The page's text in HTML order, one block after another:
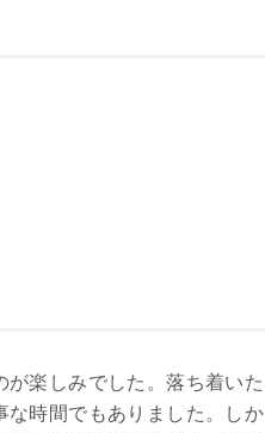
楽しみでした。落ち着いた
な時間でもありました。しか